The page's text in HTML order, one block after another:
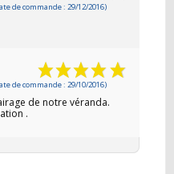
de commande : 29/12/2016)
de commande : 29/10/2016)
de notre véranda.
.